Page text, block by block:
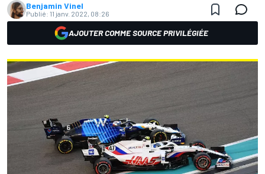
Benjamin Vinel
Publié: 11 janv. 2022, 08:26
AJOUTER COMME SOURCE PRIVILÉGIÉE